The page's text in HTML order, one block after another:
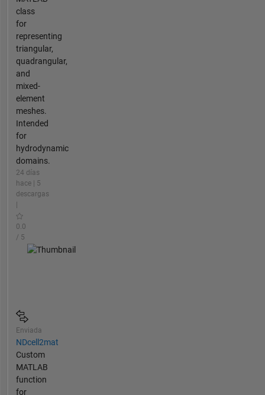
class
for
representing
triangular,
quadrangular,
and
mixed-
element
meshes.
Intended
for
hydrodynamic
domains.
24 días
hace | 5
descargas
0.0
/ 5
Enviada
NDcell2mat
Custom
MATLAB
function
for